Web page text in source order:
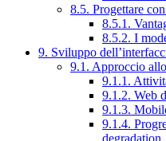
8.5. Progettare
8.5.1.
8.5.2. I
9. Sviluppo
9.1. Approccio
9.1.1.
9.1.2. Web
9.1.3.
9.1.4.
degradation